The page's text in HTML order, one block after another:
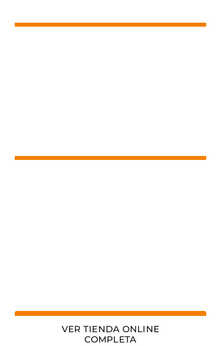
VER TIENDA ONLINE
COMPLETA